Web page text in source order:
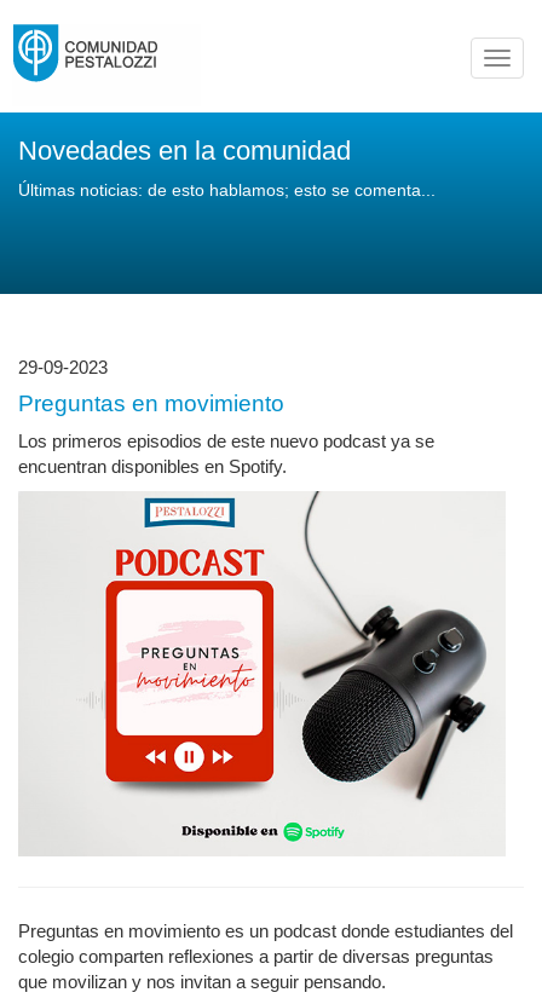
Novedades en la comunidad
Últimas noticias: de esto hablamos; esto se comenta...
29-09-2023
Preguntas en movimiento
Los primeros episodios de este nuevo podcast ya se
encuentran disponibles en Spotify.
Preguntas en movimiento es un podcast donde estudiantes del
colegio comparten reflexiones a partir de diversas preguntas
que movilizan y nos invitan a seguir pensando.